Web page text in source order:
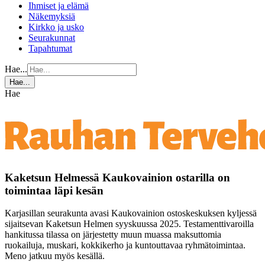
Ihmiset ja elämä
Näkemyksiä
Kirkko ja usko
Seurakunnat
Tapahtumat
Hae...
Hae...
Hae
Kaketsun Helmessä Kaukovainion ostarilla on
toimintaa läpi kesän
Karjasillan seurakunta avasi Kaukovainion ostoskeskuksen kyljessä
sijaitsevan Kaketsun Helmen syyskuussa 2025. Testamenttivaroilla
hankitussa tilassa on järjestetty muun muassa maksuttomia
ruokailuja, muskari, kokkikerho ja kuntouttavaa ryhmätoimintaa.
Meno jatkuu myös kesällä.